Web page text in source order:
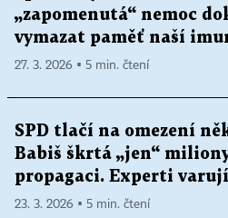
„zapomenutá“ nemoc
vymazat paměť naší
27. 3. 2026 ▪ 5 min. čtení
SPD tlačí na omezení
Babiš škrtá „jen“
propagaci. Experti
23. 3. 2026 ▪ 5 min. čtení